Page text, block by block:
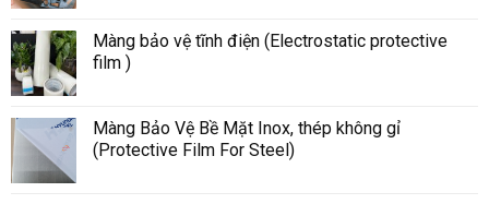
Màng bảo vệ tĩnh điện (Electrostatic protective
film )
Màng Bảo Vệ Bề Mặt Inox, thép không gỉ
(Protective Film For Steel)